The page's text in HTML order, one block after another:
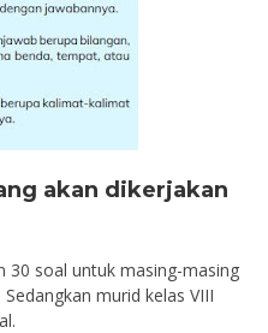
akan dikerjakan
30 soal untuk masing-masing
murid kelas VIII